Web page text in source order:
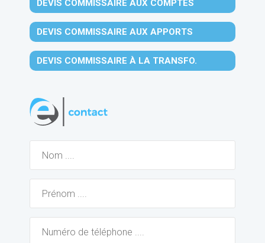
DEVIS COMMISSAIRE AUX COMPTES
DEVIS COMMISSAIRE AUX APPORTS
DEVIS COMMISSAIRE À LA TRANSFO.